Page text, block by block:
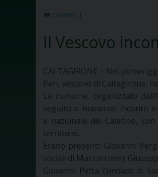
COMMENT
Il Vescovo
CALTAGIRONE – Nel
Peri, vescovo di Caltagirone,
La riunione, organizzata
seguito ai numerosi incontri
e nazionale del Calatino,
territorio.
Erano presenti: Giovanni
sociali di Mazzarrone);
Giovanni Petta (sindaco di